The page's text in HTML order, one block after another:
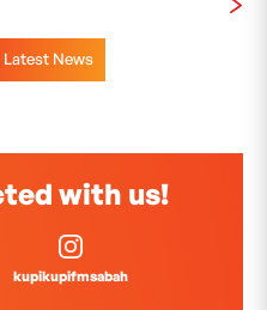
Latest News
with us!
kupikupifmsabah